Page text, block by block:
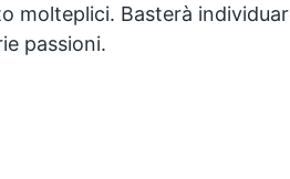
molteplici. Basterà
passioni.